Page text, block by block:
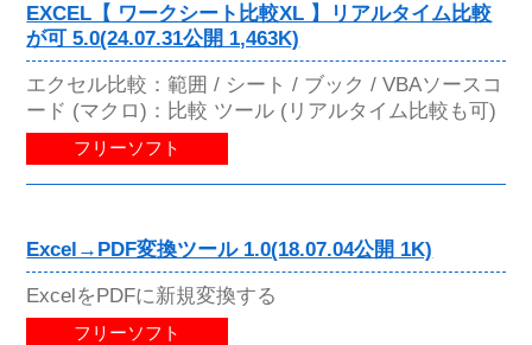
EXCEL【 ワークシート比較XL 】リアルタイム比較
が可 5.0(24.07.31公開 1,463K)
エクセル比較：範囲 / シート / ブック / VBAソースコ
ード (マクロ)：比較 ツール (リアルタイム比較も可)
フリーソフト
Excel→PDF変換ツール 1.0(18.07.04公開 1K)
ExcelをPDFに新規変換する
フリーソフト